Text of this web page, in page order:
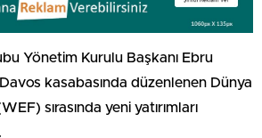
Yönetim Kurulu Başkanı Ebru
kasabasında düzenlenen Dünya
sırasında yeni yatırımları